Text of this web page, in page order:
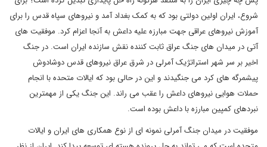
شروع، ایران اولین دولتی بود که به کمک بغداد آمد و نیروهای سپاه قدس را برای
آموزش نیروهای عراقی جهت مبارزه علیه داعش به آنجا اعزام کرد. موفقیت های
آتی در میدان های جنگ عراق ثابت کننده نقش سازنده ایران است. در جنگ
اخیر بر سر شهر استراتژیک آمرلی در شرق عراق نیروهای قدس دوشادوش
پیشمرگه های کرد می جنگیدند و این در حالی بود که ایالات متحده با انجام
حملات هوایی نیروهای داعش را عقب می راند. این جنگ یکی از مهمترین
نبردهای کمپین مبارزه با داعش بوده است.
موفقیت در میدان جنگ آمرلی نمونه ای از نوع همکاری های ایران و ایالات